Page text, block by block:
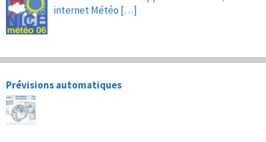
internet Météo […]
Prévisions automatiques